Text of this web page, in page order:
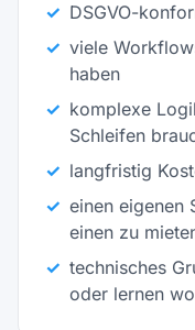
✓ DSGVO-
✓ viele
haben
✓ komplexe
Schleifen
✓ langfristig
✓ einen eigenen
einen zu
✓ technisches
oder lernen